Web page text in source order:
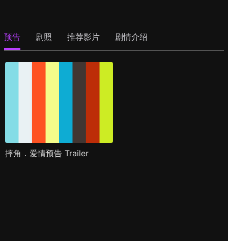
预告 剧照 推荐影片 剧情介绍
摔角．爱情预告 Trailer